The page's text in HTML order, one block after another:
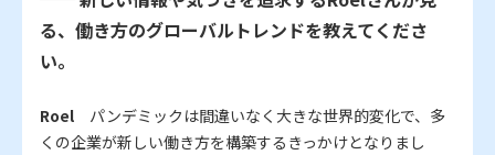
る、働き方のグローバルトレンドを教えてくださ
い。
Roel パンデミックは間違いなく大きな世界的変化で、多
くの企業が新しい働き方を構築するきっかけとなりまし